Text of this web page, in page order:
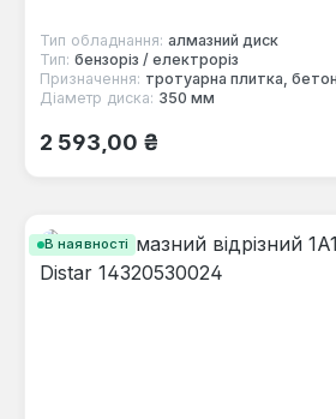
Тип обладнання: алмазний диск
Тип: бензоріз / електроріз
Призначення: тротуарна плитка,
Діаметр диска: 350 мм
Звичайна ціна:
2 593,00 ₴
В наявності